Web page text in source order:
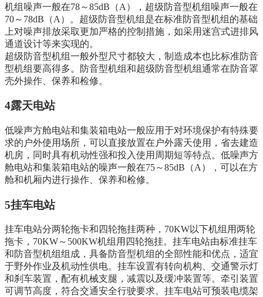
机组噪声一般在78～85dB（A），超级防音型机组噪声一般在
70～78dB（A）。超级防音型机组是在标准防音型机组的基础
上对噪声排放采取更加严格的控制措施，如采用迷宫式进排风
通道设计等来实现的。
超级防音型机组一般外型尺寸都较大，制造成本也比标准防音
型机组要高得多。防音型机组和超级防音型机组通常在防音罩
壳外操作、保养和检修。
4露天电站
低噪声方舱电站和集装箱电站一般应用于对环境保护有特殊要
求的户外使用场所，可以直接放置在户外露天使用，省去建造
机房，同时具有机动性强和投入使用周期短等特点。低噪声方
舱电站和集装箱电站的噪声一般在75～85dB（A），可以在方
舱和机厢内进行操作、保养和检修。
5挂车电站
挂车电站分两轮拖卡和四轮拖挂两种，70KW以下机组用两轮
拖卡，70KW～500KW机组用四轮拖挂。挂车电站由标准挂车
和防音型机组组成，具备防音型机组的全部性能和优点，适宜
于野外作业及机动性供电。挂车设置有转向机构、交通警示灯
和刹车装置，配有机械支腿，减震以及缓冲装置等。牵引装置
可调节高度，符合交通安全行驶要求。挂车电站可预装电缆架